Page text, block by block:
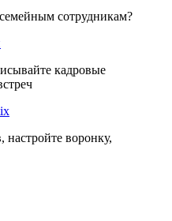
сотрудникам?
кадровые
настройте воронку,